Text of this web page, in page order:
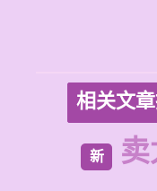
相关文
新